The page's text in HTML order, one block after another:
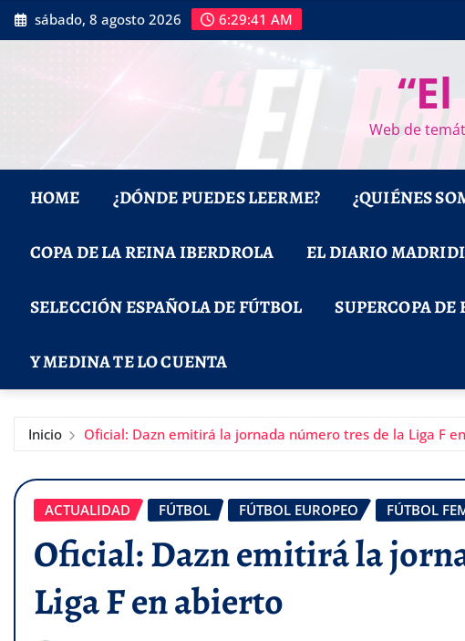
Saltar
al
sábado, 8 agosto 2026 6:29:43 AM
Web de
HOME ¿DÓNDE PUEDES LEERME? ¿QUIÉNES
COPA DE LA REINA IBERDROLA EL DIARIO
SELECCIÓN ESPAÑOLA DE FÚTBOL SUPERCOPA
Y MEDINA TE LO CUENTA
Inicio Oficial: Dazn emitirá la jornada número tres de la Liga F
ACTUALIDAD FÚTBOL FÚTBOL EUROPEO FÚTBOL
Oficial: Dazn emitirá la
Liga F en abierto